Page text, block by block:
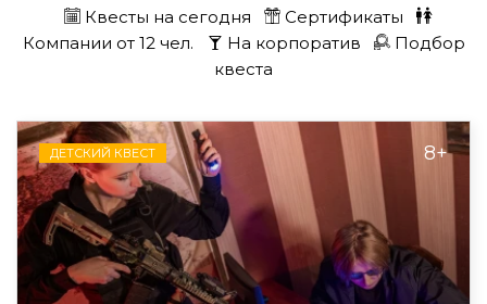
Квесты на сегодня
Сертификаты
Компании от 12 чел.
На корпоратив
Подбор
квеста
ДЕТСКИЙ КВЕСТ 8+